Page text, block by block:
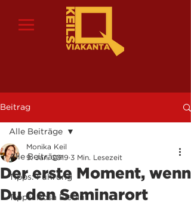
Beitrag
Alle Beiträge
Tipps: Führung
Tipps: Rosa Elefant
Alle Beiträge
Der erste Moment, wenn
Du den Seminarort
Monika Keil
9. Jan. 2019 3 Min. Lesezeit